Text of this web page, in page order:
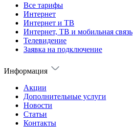
Все тарифы
Интернет
Интернет и ТВ
Интернет, ТВ и мобильная связь
Телевидение
Заявка на подключение
Информация
Акции
Дополнительные услуги
Новости
Статьи
Контакты